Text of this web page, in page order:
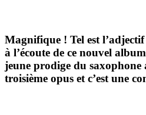
Magnifique ! Tel est
à l’écoute de ce nouvel
jeune prodige du saxophone
troisième opus et c’est une